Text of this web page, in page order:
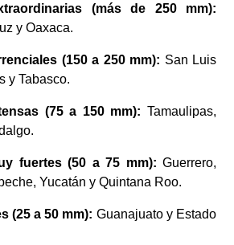
(más de 250 mm):
y Oaxaca.
(150 a 250 mm): San Luis
y Tabasco.
(75 a 150 mm): Tamaulipas,
fuertes (50 a 75 mm): Guerrero,
Yucatán y Quintana Roo.
(25 a 50 mm): Guanajuato y Estado